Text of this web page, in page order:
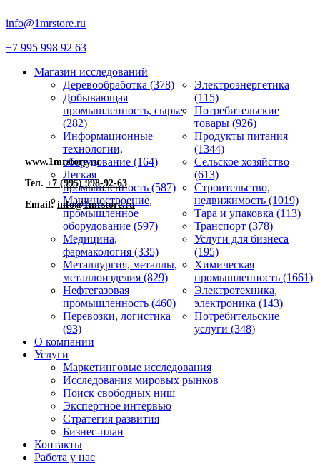
info@1mrstore.ru
+7 995 998 92 63
Магазин исследований
Деревообработка (378)
Добывающая
промышленность, сырье
(282)
Информационные
технологии,
оборудование (164)
Легкая
промышленность (587)
Машиностроение,
промышленное
оборудование (597)
Медицина,
фармакология (335)
Металлургия, металлы,
металлоизделия (829)
Нефтегазовая
промышленность (460)
Перевозки, логистика
(93)
Электроэнергетика
(115)
Потребительские
товары (926)
Продукты питания
(1344)
Сельское хозяйство
(613)
Строительство,
недвижимость (1019)
Тара и упаковка (113)
Транспорт (378)
Услуги для бизнеса
(195)
Химическая
промышленность (1661)
Электротехника,
электроника (143)
Потребительские
услуги (348)
О компании
Услуги
Маркетинговые исследования
Исследования мировых рынков
Поиск свободных ниш
Экспертное интервью
Стратегия развития
Бизнес-план
Контакты
Работа у нас
www.1mrstore.ru
Тел. +7 (995) 998-92-63
Email:info@1mrstore.ru